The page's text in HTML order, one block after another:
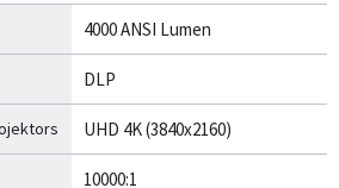
4000 ANSI Lumen
DLP
UHD 4K (3840x2160)
10000:1